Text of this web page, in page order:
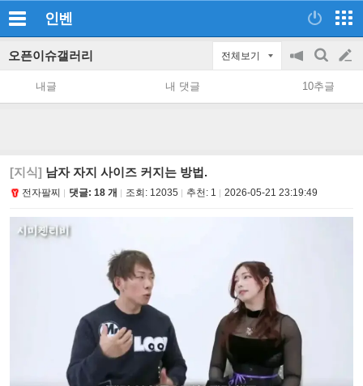
인벤
오픈이슈갤러리 전체보기
공
지
on/off
검
색
글
쓰
내글 내 댓글 10추글
[지식] 남자 자지 사이즈 커지는 방법.
전자팔찌 댓글: 18 개 조회: 12035 추천: 1 2026-05-21 23:19:49